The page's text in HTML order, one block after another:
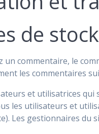
de
un commentaire, le
les commentaires
et utilisatrices qui
les utilisateurs et
Les gestionnaires